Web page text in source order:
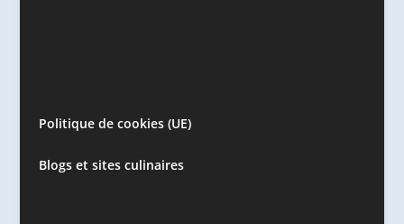
Politique de cookies (UE)
Blogs et sites culinaires